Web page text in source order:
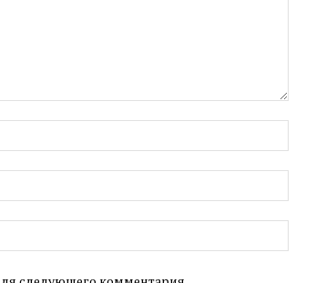
почта:*
Сайт: